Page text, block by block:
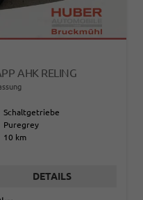
AHK RELING
Schaltgetriebe
Puregrey
10 km
DETAILS